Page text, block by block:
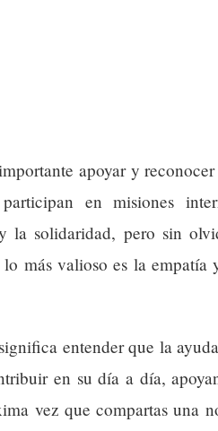
apoyar y
en misiones
la solidaridad, pero sin
más valioso es la empatía
entender que la
en su día a día,
vez que compartas una